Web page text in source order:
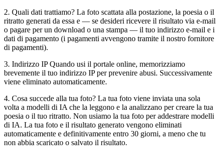
2. Quali dati trattiamo? La foto scattata alla postazione, la poesia o il
ritratto generati da essa e — se desideri ricevere il risultato via e-mail
o pagare per un download o una stampa — il tuo indirizzo e-mail e i
dati di pagamento (i pagamenti avvengono tramite il nostro fornitore
di pagamenti).
3. Indirizzo IP Quando usi il portale online, memorizziamo
brevemente il tuo indirizzo IP per prevenire abusi. Successivamente
viene eliminato automaticamente.
4. Cosa succede alla tua foto? La tua foto viene inviata una sola
volta a modelli di IA che la leggono e la analizzano per creare la tua
poesia o il tuo ritratto. Non usiamo la tua foto per addestrare modelli
di IA. La tua foto e il risultato generato vengono eliminati
automaticamente e definitivamente entro 30 giorni, a meno che tu
non abbia scaricato o salvato il risultato.